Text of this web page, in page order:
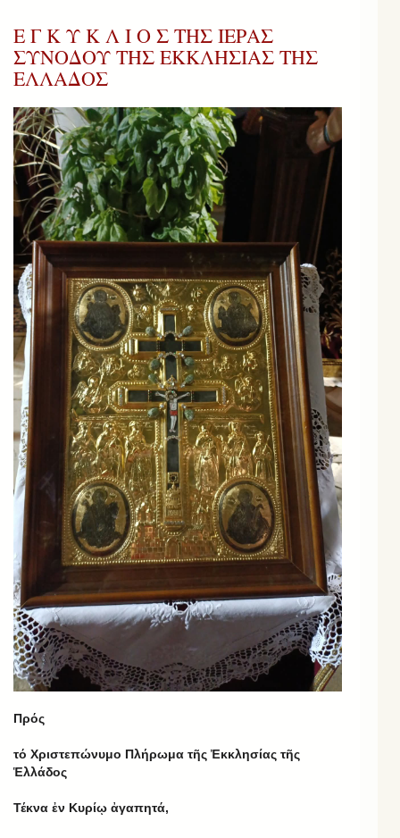
Ε Γ Κ Υ Κ Λ Ι Ο Σ ΤΗΣ ΙΕΡΑΣ
ΣΥΝΟΔΟΥ ΤΗΣ ΕΚΚΛΗΣΙΑΣ ΤΗΣ
ΕΛΛΑΔΟΣ
Πρός
τό Χριστεπώνυμο Πλήρωμα τῆς Ἐκκλησίας τῆς
Ἑλλάδος
Τέκνα ἐν Κυρίῳ ἀγαπητά,